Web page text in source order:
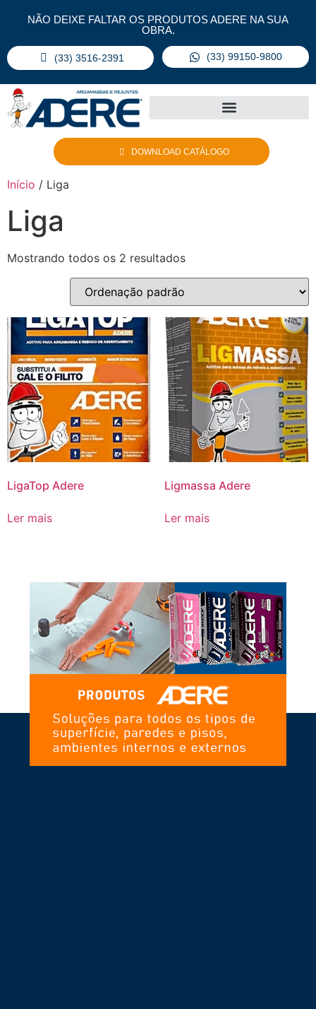
NÃO DEIXE FALTAR OS PRODUTOS ADERE NA SUA
OBRA.
(33) 3516-2391 (33) 99150-9800
DOWNLOAD CATÁLOGO
Início / Liga
Liga
Mostrando todos os 2 resultados
LigaTop Adere
Ler mais
Ligmassa Adere
Ler mais